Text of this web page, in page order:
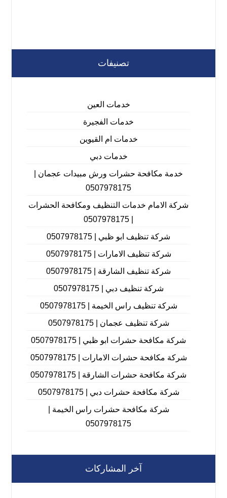
تصنيفات
خدمات العين
خدمات الفجيرة
خدمات ام القيوين
خدمات دبي
خدمة مكافحة حشرات ورش مبيدات عجمان |
0507978175
شركة الامام خدمات التنظيف ومكافحة الحشرات
شركة تنظيف ابو ظبي | 0507978175
شركة تنظيف الامارات | 0507978175
شركة تنظيف الشارقة | 0507978175
شركة تنظيف دبي | 0507978175
شركة تنظيف راس الخيمة | 0507978175
شركة تنظيف عجمان | 0507978175
شركة مكافحة حشرات ابو ظبي | 0507978175
شركة مكافحة حشرات الامارات | 0507978175
شركة مكافحة حشرات الشارقة | 0507978175
شركة مكافحة حشرات دبي | 0507978175
شركة مكافحة حشرات راس الخيمة |
0507978175
آخر المشاركات